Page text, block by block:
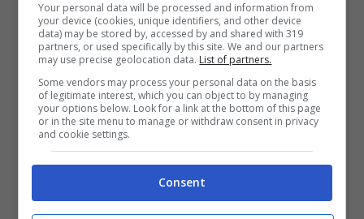
tifosi a bocca aperta
Terribile caduta
al Giro d’Italia,
stagione
compromessa: il recupero sarà lungo
E-Bike
Your personal data will be processed and information from
your device (cookies, unique identifiers, and other device
data) may be stored by, accessed by and shared with 319
partners, or used specifically by this site. We and our partners
may use precise geolocation data. List of partners.
Some vendors may process your personal data on the basis
of legitimate interest, which you can object to by managing
your options below. Look for a link at the bottom of this page
or in the site menu to manage or withdraw consent in privacy
and cookie settings.
Consent